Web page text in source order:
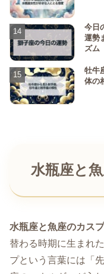
今日
運勢
ズム
牡牛
体の
水瓶座と
水瓶座と魚座のカスプ
替わる時期に生まれ
プという言葉には「